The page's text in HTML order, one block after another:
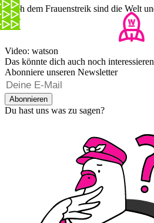
Nach dem Frauenstreik sind die Welt
Video: watson
Das könnte dich auch noch
Abonniere unseren Newsletter
Abonnieren
Du hast uns was zu sagen?